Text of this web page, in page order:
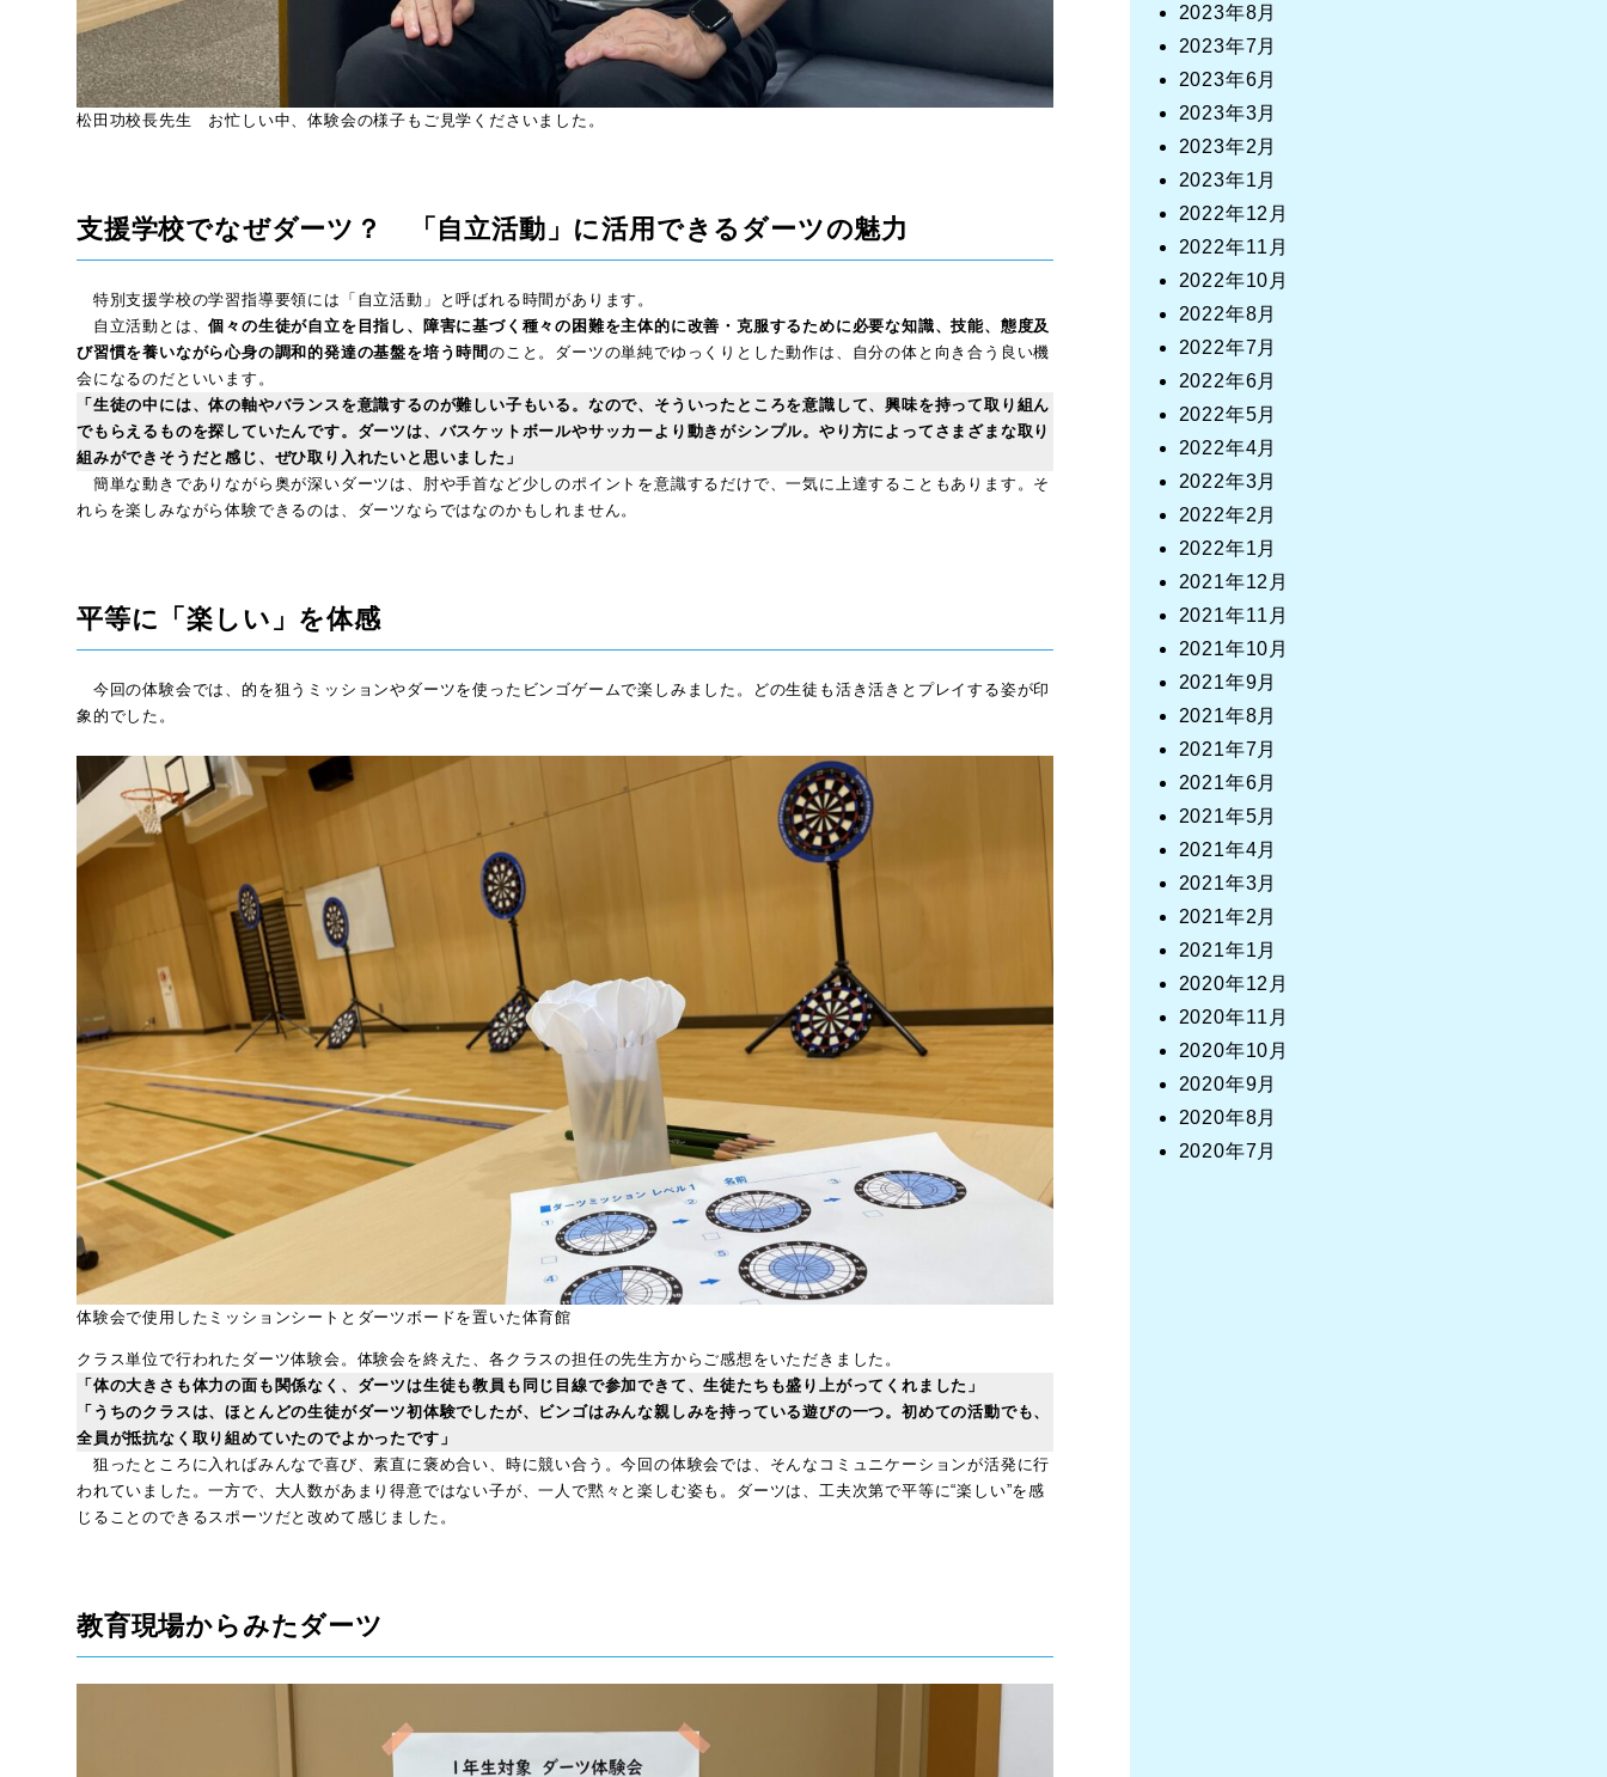
松田功校長先生 お忙しい中、体験会の様子もご見学くださいました。
支援学校でなぜダーツ？ 「自立活動」に活用できるダーツの魅力
特別支援学校の学習指導要領には「自立活動」と呼ばれる時間があります。
自立活動とは、個々の生徒が自立を目指し、障害に基づく種々の困難を主体的に改善・克服するために必要な知識、技能、態度及
び習慣を養いながら心身の調和的発達の基盤を培う時間 のこと。ダーツの単純でゆっくりとした動作は、自分の体と向き合う良い機
会になるのだといいます。
「生徒の中には、体の軸やバランスを意識するのが難しい子もいる。なので、そういったところを意識して、興味を持って取り組ん
でもらえるものを探していたんです。ダーツは、バスケットボールやサッカーより動きがシンプル。やり方によってさまざまな取り
組みができそうだと感じ、ぜひ取り入れたいと思いました」
簡単な動きでありながら奥が深いダーツは、肘や手首など少しのポイントを意識するだけで、一気に上達することもあります。そ
れらを楽しみながら体験できるのは、ダーツならではなのかもしれません。
平等に 「楽しい」を体感
今回の体験会では、的を狙うミッションやダーツを使ったビンゴゲームで楽しみました。どの生徒も活き活きとプレイする姿が印
象的でした。
体験会で使用したミッションシートとダーツボードを置いた体育館
クラス単位で行われたダーツ体験会。体験会を終えた、各クラスの担任の先生方からご感想をいただきました。
「体の大きさも体力の面も関係なく、ダーツは生徒も教員も同じ目線で参加できて、生徒たちも盛り上がってくれました」
「うちのクラスは、ほとんどの生徒がダーツ初体験でしたが、ビンゴはみんな親しみを持っている遊びの一つ。初めての活動でも、
全員が抵抗なく取り組めていたのでよかったです」
狙ったところに入ればみんなで喜び、素直に褒め合い、時に競い合う。今回の体験会では、そんなコミュニケーションが活発に行
われていました。一方で、大人数があまり得意ではない子が、一人で黙々と楽しむ姿も。ダーツは、工夫次第で平等に“楽しい”を感
じることのできるスポーツだと改めて感じました。
教育現場からみた ダーツ
2023年8月
2023年7月
2023年6月
2023年3月
2023年2月
2023年1月
2022年12月
2022年11月
2022年10月
2022年8月
2022年7月
2022年6月
2022年5月
2022年4月
2022年3月
2022年2月
2022年1月
2021年12月
2021年11月
2021年10月
2021年9月
2021年8月
2021年7月
2021年6月
2021年5月
2021年4月
2021年3月
2021年2月
2021年1月
2020年12月
2020年11月
2020年10月
2020年9月
2020年8月
2020年7月